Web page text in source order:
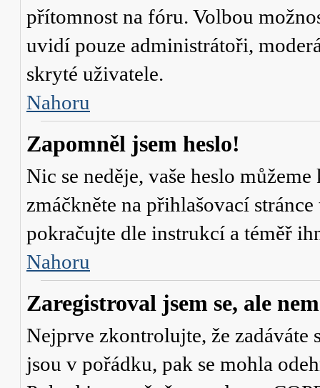
přítomnost na fóru. Volbou
uvidí pouze administrátoři,
skryté uživatele.
Nahoru
Zapomněl jsem heslo!
Nic se neděje, vaše heslo
zmáčkněte na přihlašovací
pokračujte dle instrukcí a téměř
Nahoru
Zaregistroval jsem se, ale
Nejprve zkontrolujte, že zadáváte
jsou v pořádku, pak se mohla